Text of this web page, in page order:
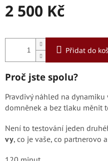
2 500 Kč
cena:
Přidat do
Proč jste spolu?
Pravdivý náhled na
domněnek a bez tlaku měnit
Není to testování jeden
vy, co je vaše, co partnerovo